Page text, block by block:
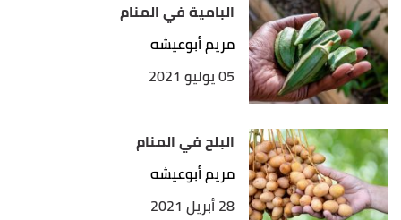
البامية في المنام
مريم أبوعيشه
05 يوليو 2021
البلح في المنام
مريم أبوعيشه
28 أبريل 2021